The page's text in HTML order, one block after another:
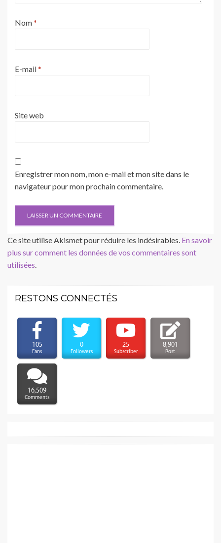
Nom*
E-mail*
Site web
Enregistrer mon nom, mon e-mail et mon site dans le
navigateur pour mon prochain commentaire.
Ce site utilise Akismet pour réduire les indésirables. En savoir
plus sur comment les données de vos commentaires sont
utilisées.
RESTONS CONNECTÉS
105
Fans
0
Followers
25
Subscriber
8,901
Post
16,509
Comments